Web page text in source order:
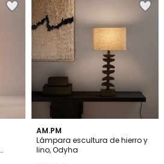
AM.PM
Lámpara escultura de hierro y
lino, Odyha
4,8
/ 5